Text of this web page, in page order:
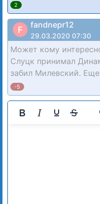
2
F fandnepr12
29.03.2020 07:30
Может кому
Слуцк принимал
забил Милевский.
-5